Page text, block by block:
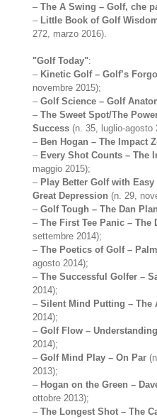
–The A Swing – Golf, che
– Little Book of Golf
272, marzo 2016).
"Golf Today":
– Kinetic Golf – Golf’s
novembre 2015);
–Golf Science – Golf
–The Sweet Spot/The
Success (n. 35, luglio-agosto
– Ben Hogan – The Impact
– Every Shot Counts – The
maggio 2015);
– Play Better Golf with
Great Depression (n. 29,
–Golf Tough – The Dan Plan
–The First Tee Panic – The
settembre 2014);
–The Poetics of Golf –
agosto 2014);
–The Successful Golfer –
2014);
–Silent Mind Putting – The
2014);
–Golf Flow –
2014);
–Golf Mind Play – On Par
2013);
– Hogan on the Green –
ottobre 2013);
–The Longest Shot – The